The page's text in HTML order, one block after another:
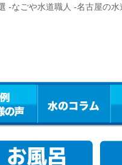
-なごや水道職人 -名古屋の